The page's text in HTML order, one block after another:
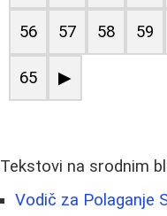
56 57 58 59
65 ▶
Tekstovi na srodnim
Vodič za Polaganje